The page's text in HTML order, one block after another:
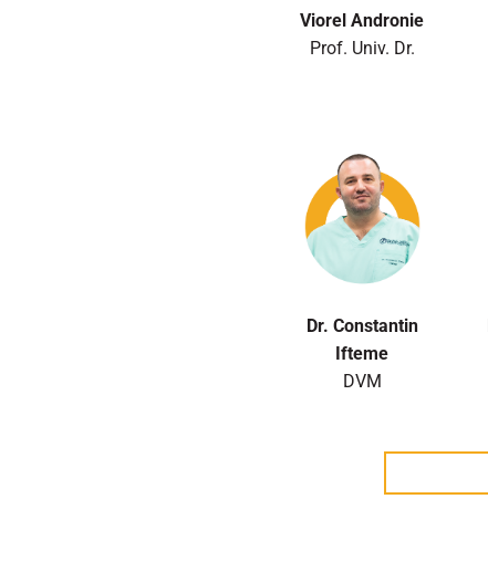
Viorel Andronie
Prof. Univ. Dr.
Dr. Constantin
Ifteme
DVM